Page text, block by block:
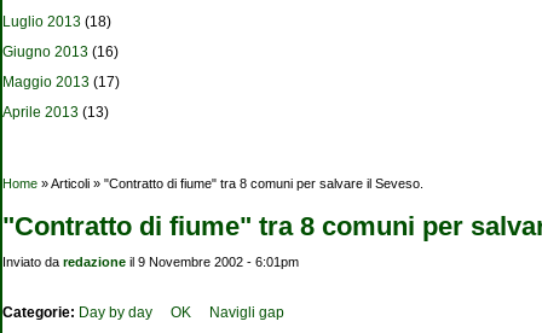
Luglio 2013 (18)
Giugno 2013 (16)
Maggio 2013 (17)
Aprile 2013 (13)
Tu sei qui
Home » Articoli » "Contratto di fiume" tra 8 comuni per salvare il Seveso.
"Contratto di fiume" tra 8 comuni per
Inviato da redazione il 9 Novembre 2002 - 6:01pm
Categorie: Day by day OK Navigli gap